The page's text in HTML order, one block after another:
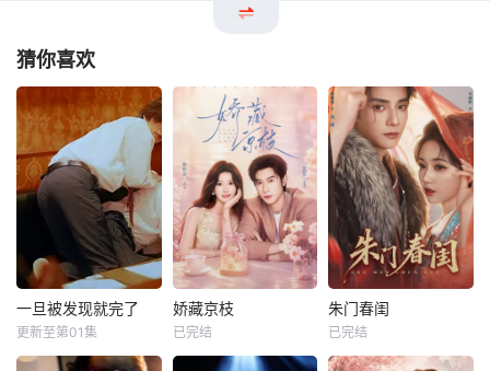
猜你喜欢
一旦被发现就完了
更新至第01集
娇藏京枝
已完结
朱门春闺
已完结